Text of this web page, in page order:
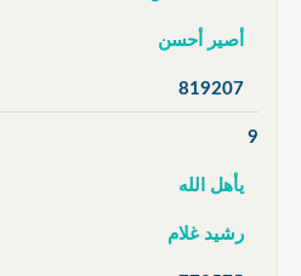
أصير أحسن
819207
9
يأهل الله
رشيد غلام